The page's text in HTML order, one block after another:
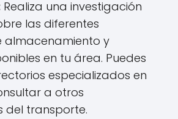
Realiza una investigación
las diferentes
almacenamiento y
en tu área. Puedes
especializados en
a otros
del transporte.